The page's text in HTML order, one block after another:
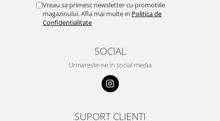
Vreau sa primesc newsletter cu promotiile
magazinului. Afla mai multe in Politica de
Confidentialitate
SOCIAL
Urmareste-ne in social media
SUPORT CLIENTI